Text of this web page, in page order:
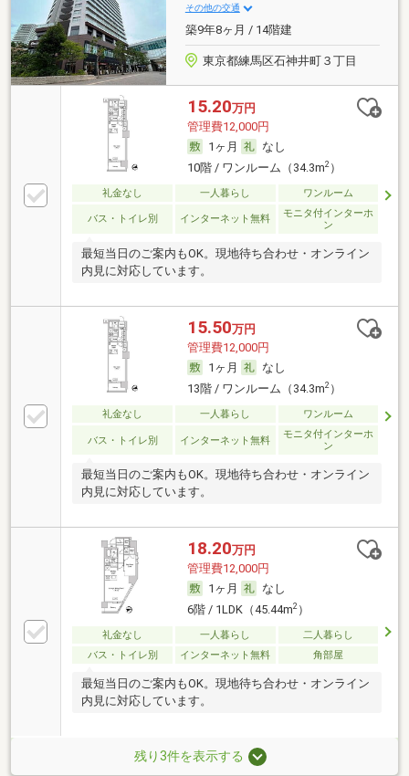
その他の交通
築9年8ヶ月 / 14階建
東京都練馬区石神井町３丁目
15.20万円
管理費12,000円
1ヶ月
なし
10階 / ワンルーム（34.3m2）
礼金なし 一人暮らし ワンルーム
バス・トイレ別 インターネット無料
モニタ付インターホ
ン
最短当日のご案内もOK。現地待ち合わせ・オンライン
内見に対応しています。
15.50万円
管理費12,000円
1ヶ月
なし
13階 / ワンルーム（34.3m2）
礼金なし 一人暮らし ワンルーム
バス・トイレ別 インターネット無料
モニタ付インターホ
ン
最短当日のご案内もOK。現地待ち合わせ・オンライン
内見に対応しています。
18.20万円
管理費12,000円
1ヶ月
なし
6階 / 1LDK（45.44m2）
礼金なし 一人暮らし
二人暮らし
バス・トイレ別
インターネット無料 角部屋
最短当日のご案内もOK。現地待ち合わせ・オンライン
内見に対応しています。
残り3件を表示する